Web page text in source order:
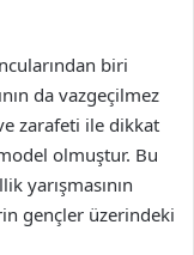
biri
da vazgeçilmez
zarafeti ile dikkat
olmuştur. Bu
yarışmasının
gençler üzerindeki